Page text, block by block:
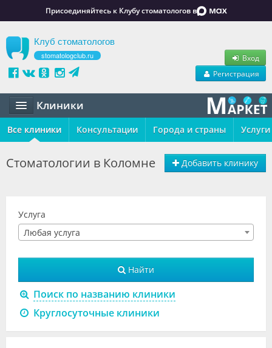
Присоединяйтесь к Клубу стоматологов в
Клуб стоматологов
stomatologclub.ru
Вход
Регистрация
Клиники
Статьи
Резюме
Объявления
Видео
Форум
Клиники
Все клиники Консультации Города и страны Услуги
Добавить клинику
Стоматологии в Коломне
Услуга
Любая услуга
Найти
Поиск по названию клиники
Круглосуточные клиники